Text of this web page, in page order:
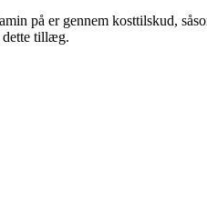
på er gennem kosttilskud,
dette tillæg.